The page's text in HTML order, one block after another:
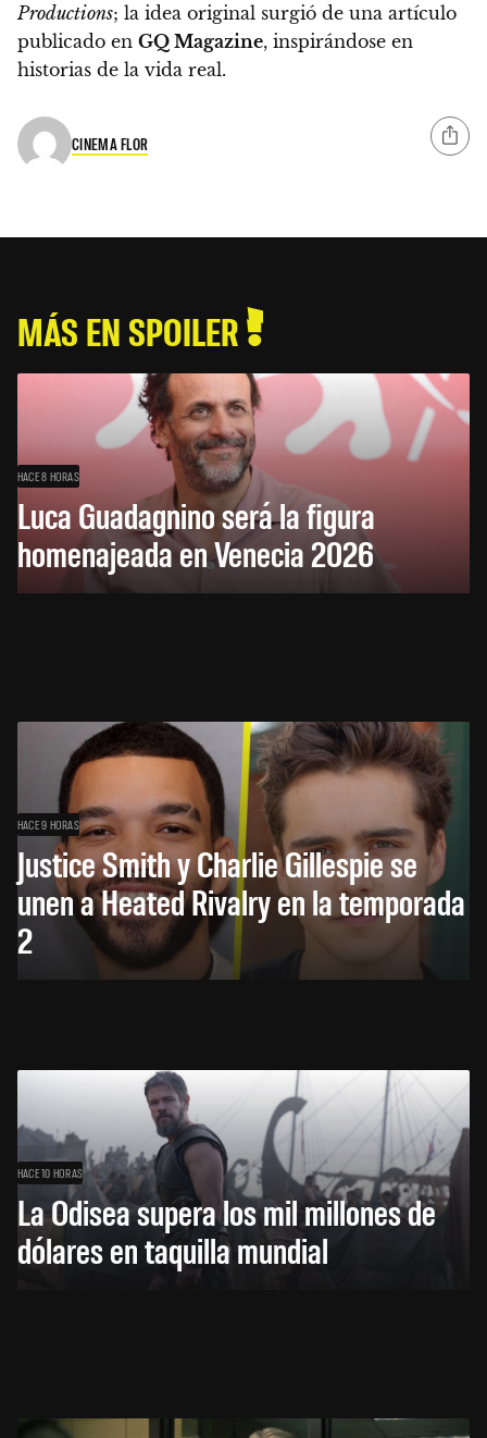
Productions; la idea original surgió de una artículo
publicado en GQ Magazine, inspirándose en
historias de la vida real.
CINEMA FLOR
MÁS EN SPOILER
HACE 8 HORAS
Luca Guadagnino será la figura
homenajeada en Venecia 2026
HACE 9 HORAS
Justice Smith y Charlie Gillespie se
unen a Heated Rivalry en la temporada
2
HACE 10 HORAS
La Odisea supera los mil millones de
dólares en taquilla mundial